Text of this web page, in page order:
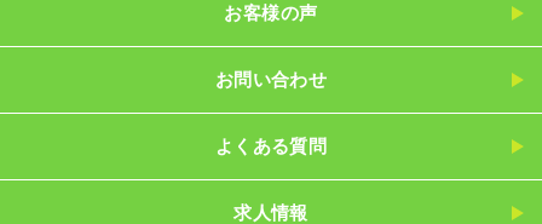
お客様の声
お問い合わせ
よくある質問
求人情報